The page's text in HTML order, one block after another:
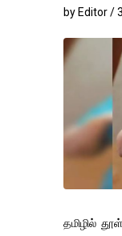
by Editor /
தமிழில்